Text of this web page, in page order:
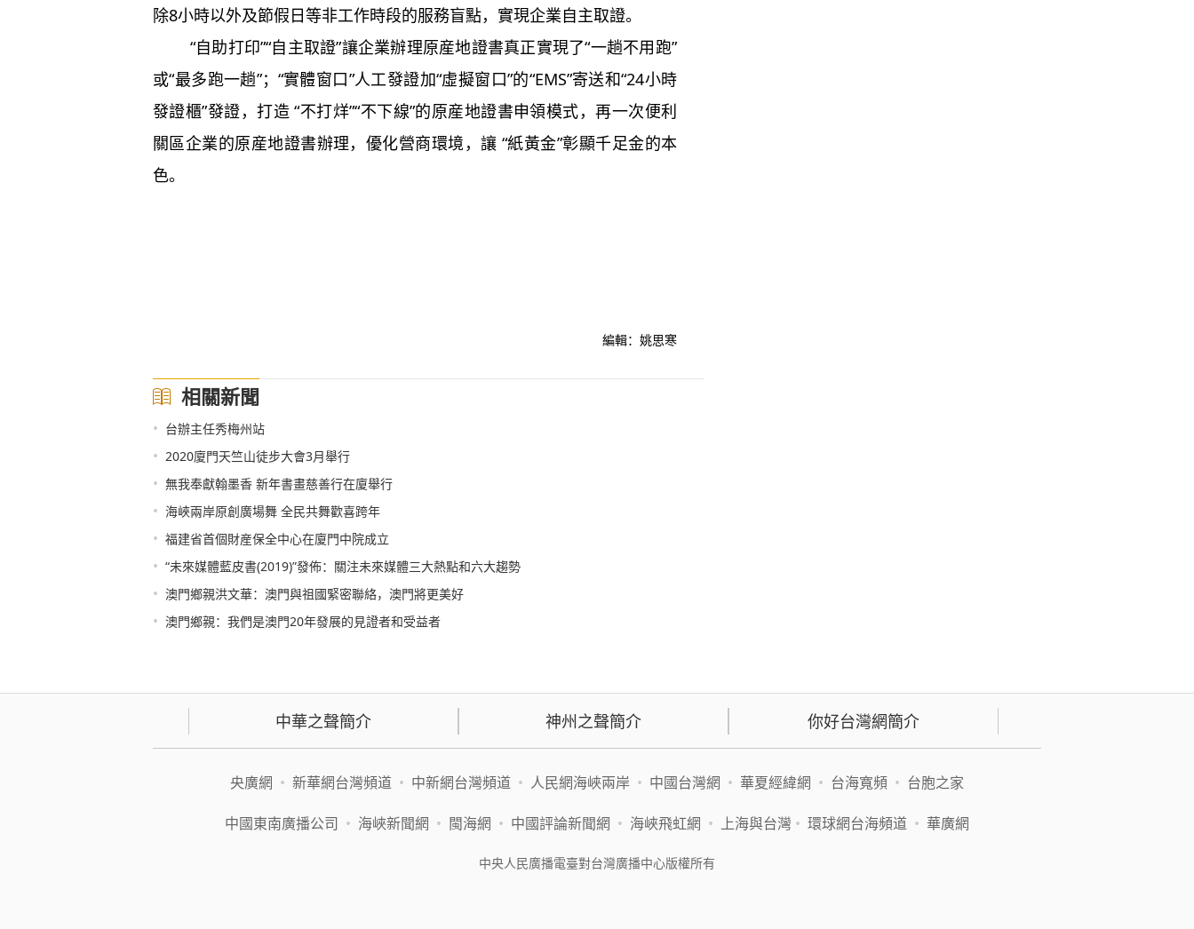
除8小時以外及節假日等非工作時段的服務盲點，實現企業自主取證。
“自助打印”“自主取證”讓企業辦理原産地證書真正實現了“一趟不用跑”
或“最多跑一趟”；“實體窗口”人工發證加“虛擬窗口”的“EMS”寄送和“24小時
發證櫃”發證，打造 “不打烊”“不下線”的原産地證書申領模式，再一次便利
關區企業的原産地證書辦理，優化營商環境，讓 “紙黃金”彰顯千足金的本
色。
編輯：姚思寒
相關新聞
• 台辦主任秀梅州站
• 2020廈門天竺山徒步大會3月舉行
• 無我奉獻翰墨香 新年書畫慈善行在廈舉行
• 海峽兩岸原創廣場舞 全民共舞歡喜跨年
• 福建省首個財産保全中心在廈門中院成立
• “未來媒體藍皮書(2019)”發佈：關注未來媒體三大熱點和六大趨勢
• 澳門鄉親洪文華：澳門與祖國緊密聯絡，澳門將更美好
• 澳門鄉親：我們是澳門20年發展的見證者和受益者
中華之聲簡介 神州之聲簡介 你好台灣網簡介
央廣網 • 新華網台灣頻道 • 中新網台灣頻道 • 人民網海峽兩岸 • 中國台灣網 • 華夏經緯網 • 台海寬頻 • 台胞之家
中國東南廣播公司 • 海峽新聞網 • 閩海網 • 中國評論新聞網 • 海峽飛虹網 • 上海與台灣 • 環球網台海頻道 • 華廣網
中央人民廣播電臺對台灣廣播中心版權所有